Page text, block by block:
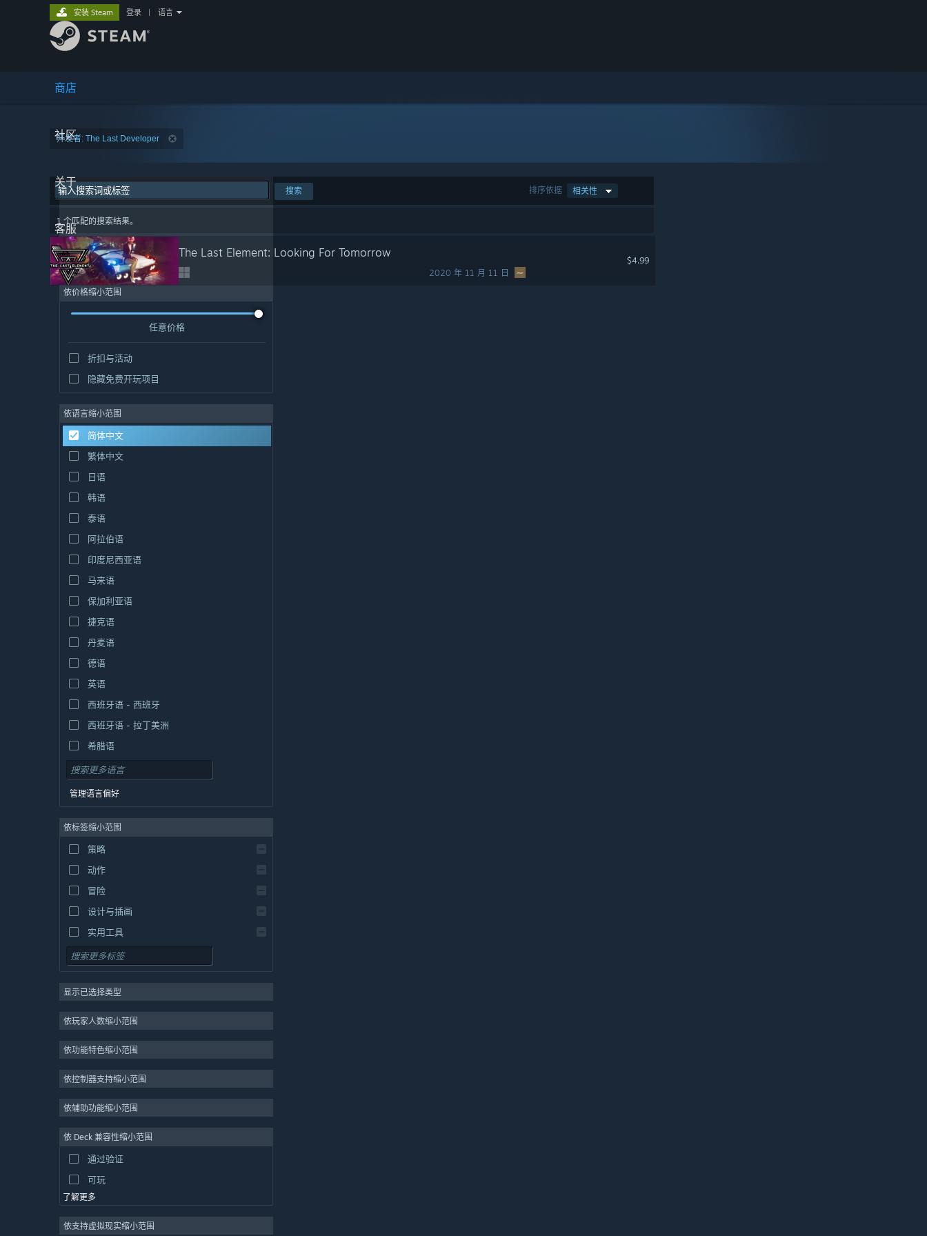
商店
社区
关于
客服
安装 Steam 登录 语言
开发者: The Last Developer
排序依据 相关性
搜索
1 个匹配的搜索结果。
The Last Element: Looking For Tomorrow
2020 年 11 月 11 日
$4.99
依价格缩小范围
任意价格
折扣与活动
隐藏免费开玩项目
依语言缩小范围
简体中文
繁体中文
日语
韩语
泰语
阿拉伯语
印度尼西亚语
马来语
保加利亚语
捷克语
丹麦语
德语
英语
西班牙语 - 西班牙
西班牙语 - 拉丁美洲
希腊语
管理语言偏好
依标签缩小范围
策略
动作
冒险
设计与插画
实用工具
免费开玩
大型多人在线
独立
休闲
模拟
视频制作
照片编辑
显示已选择类型
依玩家人数缩小范围
依功能特色缩小范围
依控制器支持缩小范围
依辅助功能缩小范围
依 Deck 兼容性缩小范围
通过验证
可玩
了解更多
依支持虚拟现实缩小范围